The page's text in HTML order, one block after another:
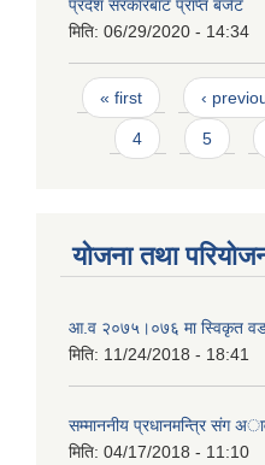
प्रदेश सरकारबाट प्राप्त बजेट
मिति: 06/29/2020 - 14:34
Pages
« first ‹
4 5
योजना तथा
आ.व २०७५।०७६ मा स्विकृत
मिति: 11/24/2018 - 18:41
सम्माननीय प्रधानमन्त्रि संग
मिति: 04/17/2018 - 11:10